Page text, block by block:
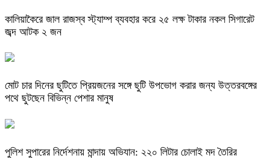
কালিয়াকৈরে জাল রাজস্ব স্ট্যাম্প ব্যবহার করে ২৫ লক্ষ টাকার নকল সিগারেট
জব্দ আটক ২ জন
মোট চার দিনের ছুটিতে প্রিয়জনের সঙ্গে ছুটি উপভোগ করার জন্য উত্তরবঙ্গের
পথে ছুটছেন বিভিন্ন পেশার মানুষ
পুলিশ সুপারের নির্দেশনায় মান্দায় অভিযান: ২২০ লিটার চোলাই মদ তৈরির